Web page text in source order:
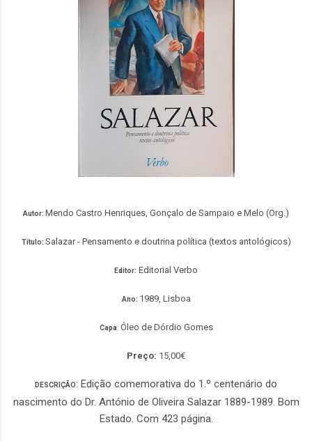
Autor: Mendo Castro Henriques, Gonçalo de Sampaio e Melo (Org.)
Título: Salazar - Pensamento e doutrina política (textos antológicos)
Editor: Editorial Verbo
Ano: 1989, Lisboa
Capa:Óleo de Dórdio Gomes
Preço: 15,00€
DESCRIÇÃO: Edição comemorativa do 1.º centenário do
nascimento do Dr. António de Oliveira Salazar 1889-1989. Bom
Estado. Com 423 página.